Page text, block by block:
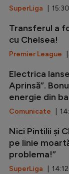
SuperLiga | 15:30
Transferul a
cu Chelsea!
Premier League
Electrica
Aprinsă”.
energie din
Comunicate |
Nici Pintilii și
pe linie
problema!”
SuperLiga | 14:12